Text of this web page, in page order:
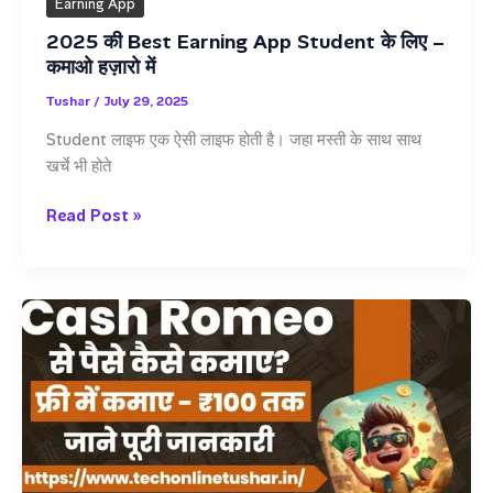
2025 की Best Earning App Student के लिए –
कमाओ हज़ारो में
Tushar/ July 29, 2025
Student लाइफ एक ऐसी लाइफ होती है। जहा मस्ती के साथ साथ
खर्चे भी होते
2025
Earning
App
Student
के
लिए
–
कमाओ
हज़ारो
Read Post »